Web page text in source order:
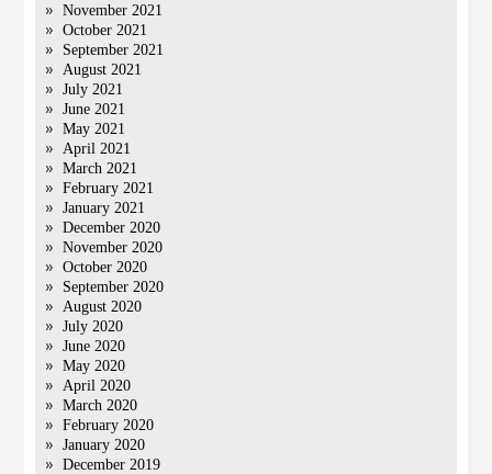
November 2021
October 2021
September 2021
August 2021
July 2021
June 2021
May 2021
April 2021
March 2021
February 2021
January 2021
December 2020
November 2020
October 2020
September 2020
August 2020
July 2020
June 2020
May 2020
April 2020
March 2020
February 2020
January 2020
December 2019